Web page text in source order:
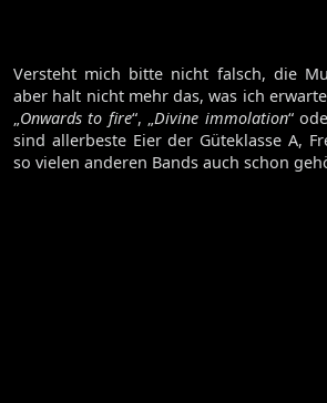
Versteht mich bitte nicht falsch, die
aber halt nicht mehr das, was ich
Onwards to fire“, „ Divine immolation“
sind allerbeste Eier der Güteklasse A,
so vielen anderen Bands auch schon